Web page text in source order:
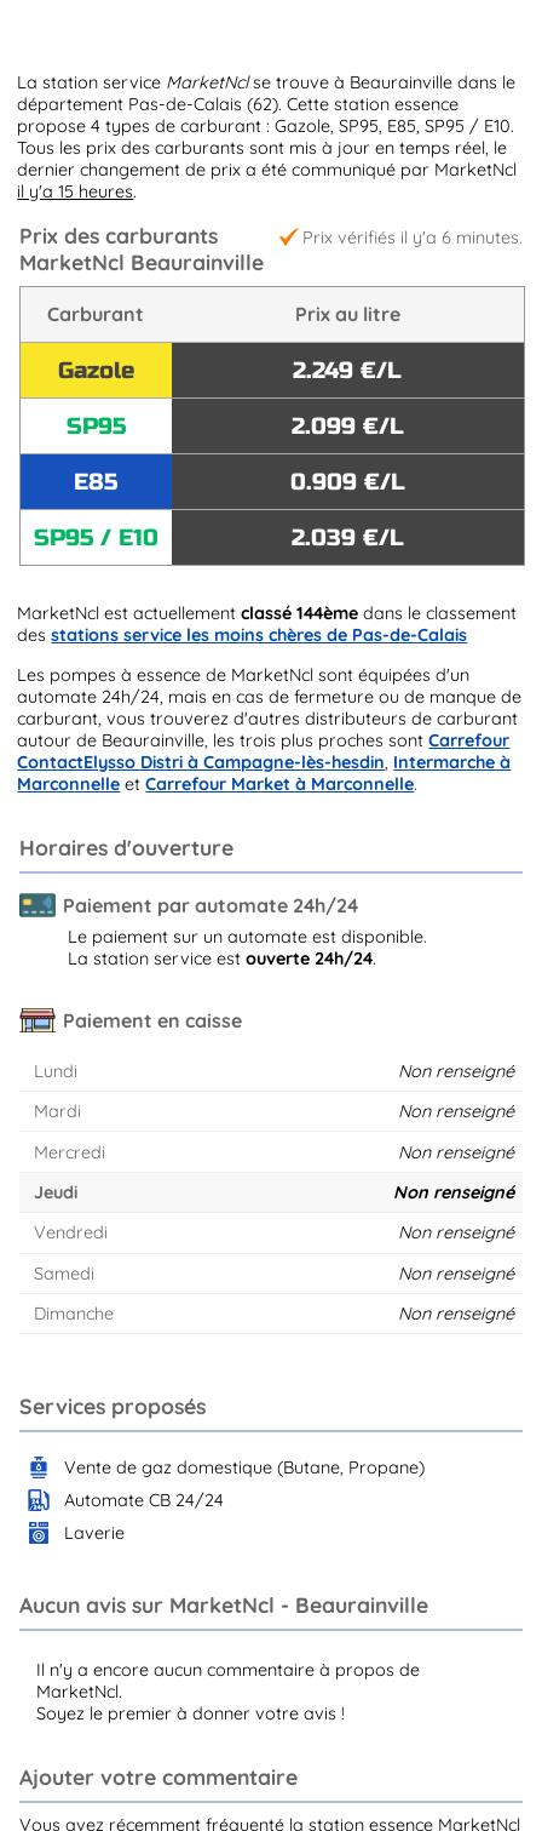
La station service MarketNclse trouve à Beaurainville dans le
département Pas-de-Calais (62). Cette station essence
propose 4 types de carburant : Gazole, SP95, E85, SP95 / E10.
Tous les prix des carburants sont mis à jour en temps réel, le
dernier changement de prix a été communiqué par MarketNcl
il y'a 15 heures.
Prix vérifiés il y'a 6 minutes.
Prix des carburants
MarketNcl Beaurainville
Carburant Prix au litre
Gazole
2.249 €/L
SP95
2.099 €/L
E85
0.909 €/L
SP95 / E10
2.039 €/L
MarketNcl est actuellementclassé 144ème dans le classement
desstations service les moins chères de Pas-de-Calais
Les pompes à essence de MarketNcl sont équipées d'un
automate 24h/24, mais en cas de fermeture ou de manque de
carburant, vous trouverez d'autres distributeurs de carburant
autour de Beaurainville, les trois plus proches sontCarrefour
ContactElysso Distri à Campagne-lès-hesdin, Intermarche à
Marconnelle etCarrefour Market à Marconnelle.
Horaires d'ouverture
Paiement par automate 24h/24
Le paiement sur un automate est disponible.
La station service est ouverte 24h/24.
Paiement en caisse
Lundi
Non renseigné
Mardi
Non renseigné
Mercredi
Non renseigné
Jeudi
Non renseigné
Vendredi
Non renseigné
Samedi
Non renseigné
Dimanche
Non renseigné
Services proposés
Vente de gaz domestique (Butane, Propane)
Automate CB 24/24
Laverie
Aucun avis sur MarketNcl - Beaurainville
Il n'y a encore aucun commentaire à propos de
MarketNcl.
Soyez le premier à donner votre avis !
Ajouter votre commentaire
Vous avez récemment fréquenté la station essence MarketNcl